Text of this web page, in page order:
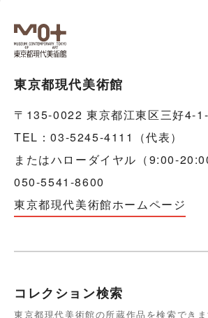
東京都現代美術館
〒135-0022 東京都江東区三好4-
TEL：03-5245-4111（代表）
またはハローダイヤル（9:00-
050-5541-8600
東京都現代美術館ホームページ
コレクション検索
東京都現代美術館の所蔵作品を検索できま